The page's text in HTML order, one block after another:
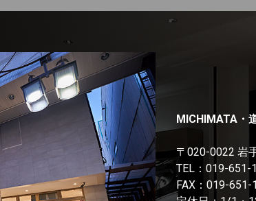
MICHIMATA・
〒020-0022 岩
TEL： 019-651-
FAX：019-651-